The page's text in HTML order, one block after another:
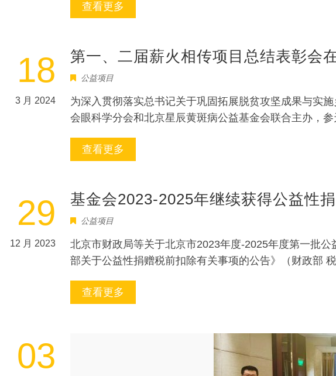
查看更多
18
3 月 2024
第一、二届薪火相传项目总结表彰会
公益项目
为深入贯彻落实总书记关于巩固拓展脱贫攻坚成果与实
会眼科学分会和北京星辰黄斑病公益基金会联合主办，
查看更多
29
12 月 2023
基金会2023-2025年继续获得公益性
公益项目
北京市财政局等关于北京市2023年度-2025年度第一批
部关于公益性捐赠税前扣除有关事项的公告》（财政部
查看更多
03